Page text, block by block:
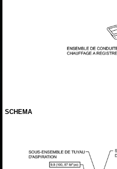
SCHEMA